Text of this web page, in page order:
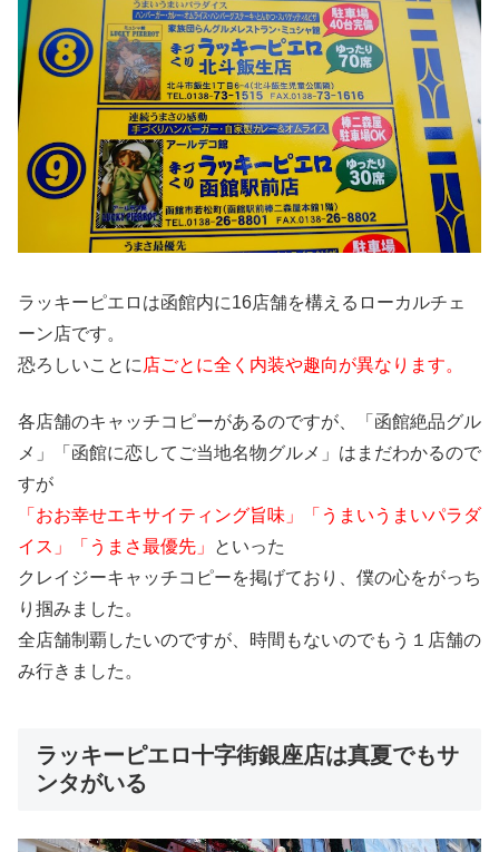
ラッキーピエロは函館内に16店舗を構えるローカルチェ
ーン店です。
恐ろしいことに 店ごとに全く内装や趣向が異なります。
各店舗のキャッチコピーがあるのですが、「函館絶品グル
メ」「函館に恋してご当地名物グルメ」はまだわかるので
すが
「おお幸せエキサイティング旨味」「うまいうまいパラダ
イス」「うまさ最優先」
といった
クレイジーキャッチコピーを掲げており、僕の心をがっち
り掴みました。
全店舗制覇したいのですが、時間もないのでもう１店舗の
み行きました。
ラッキーピエロ十字街銀座店は真夏でもサ
ンタがいる